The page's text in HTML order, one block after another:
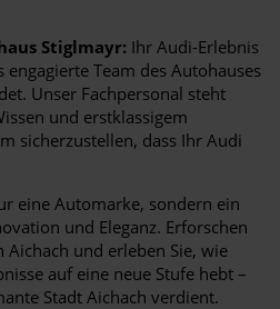
Stiglmayr: Ihr Audi-Erlebnis
Team des Autohauses
Unser Fachpersonal steht
und erstklassigem
sicherzustellen, dass Ihr Audi
eine Automarke, sondern ein
und Eleganz. Erforschen
und erleben Sie, wie
auf eine neue Stufe hebt –
Stadt Aichach verdient.